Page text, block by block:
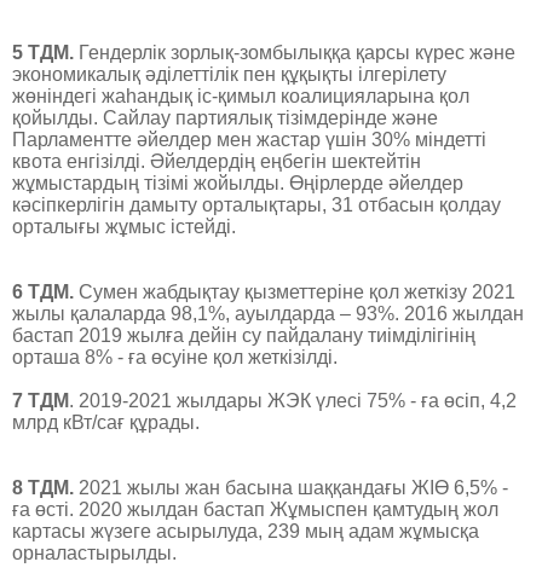
5 ТДМ. Гендерлік зорлық-зомбылыққа қарсы күрес және
экономикалық әділеттілік пен құқықты ілгерілету
жөніндегі жаһандық іс-қимыл коалицияларына қол
қойылды. Сайлау партиялық тізімдерінде және
Парламентте әйелдер мен жастар үшін 30% міндетті
квота енгізілді. Әйелдердің еңбегін шектейтін
жұмыстардың тізімі жойылды. Өңірлерде әйелдер
кәсіпкерлігін дамыту орталықтары, 31 отбасын қолдау
орталығы жұмыс істейді.
6 ТДМ. Сумен жабдықтау қызметтеріне қол жеткізу 2021
жылы қалаларда 98,1%, ауылдарда – 93%. 2016 жылдан
бастап 2019 жылға дейін су пайдалану тиімділігінің
орташа 8% - ға өсуіне қол жеткізілді.
7 ТДМ. 2019-2021 жылдары ЖЭК үлесі 75% - ға өсіп, 4,2
млрд кВт/сағ құрады.
8 ТДМ. 2021 жылы жан басына шаққандағы ЖІӨ 6,5% -
ға өсті. 2020 жылдан бастап Жұмыспен қамтудың жол
картасы жүзеге асырылуда, 239 мың адам жұмысқа
орналастырылды.